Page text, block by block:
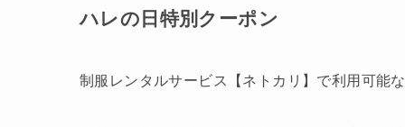
ハレの日特別クーポン
制服レンタルサービス【ネトカリ】で利用可能な